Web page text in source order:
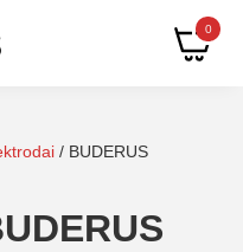
0
/ BUDERUS